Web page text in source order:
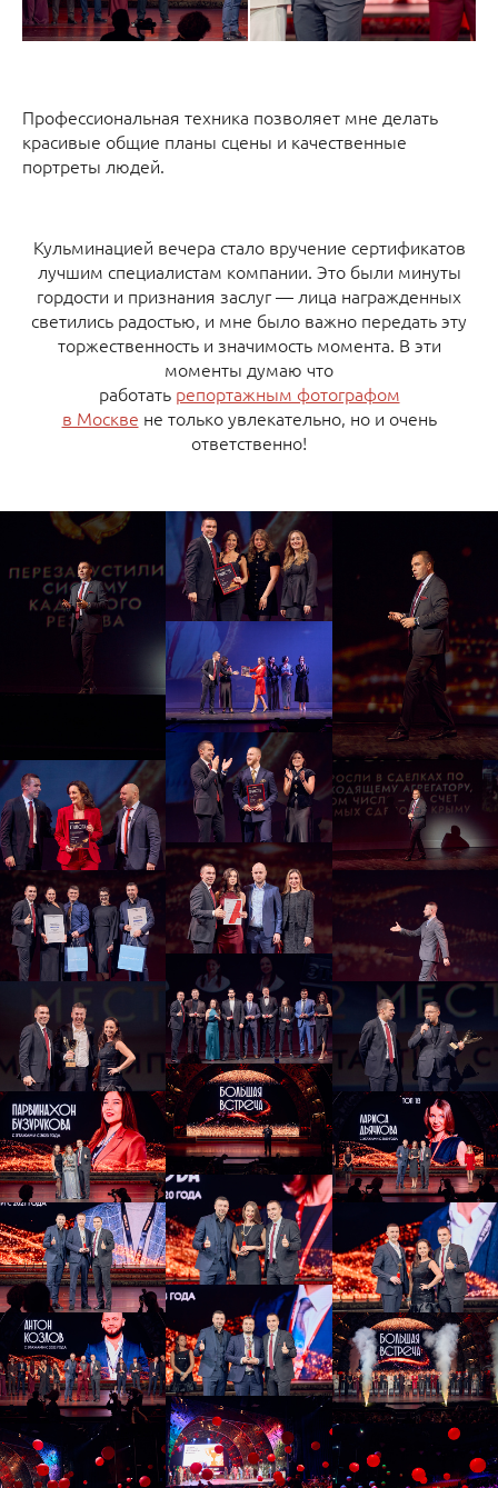
Профессиональная техника позволяет мне делать
красивые общие планы сцены и качественные
портреты людей.
Кульминацией вечера стало вручение сертификатов
лучшим специалистам компании. Это были минуты
гордости и признания заслуг — лица награжденных
светились радостью, и мне было важно передать эту
торжественность и значимость момента. В эти
моменты думаю что
работать репортажным фотографом
в Москве не только увлекательно, но и очень
ответственно!